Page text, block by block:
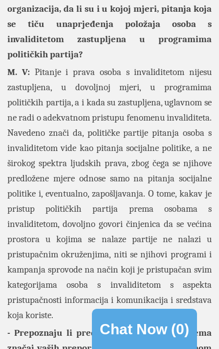
organizacija, da li su i u kojoj mjeri, pitanja koja
se tiču unaprjeđenja položaja osoba s
invaliditetom zastupljena u programima
političkih partija?
M. V: Pitanje i prava osoba s invaliditetom nijesu
zastupljena, u dovoljnoj mjeri, u programima
političkih partija, a i kada su zastupljena, uglavnom se
ne radi o adekvatnom pristupu fenomenu invaliditeta.
Navedeno znači da, političke partije pitanja osoba s
invaliditetom vide kao pitanja socijalne politike, a ne
širokog spektra ljudskih prava, zbog čega se njihove
predložene mjere odnose samo na pitanja socijalne
politike i, eventualno, zapošljavanja. O tome, kakav je
pristup političkih partija prema osobama s
invaliditetom, dovoljno govori činjenica da se većina
prostora u kojima se nalaze partije ne nalazi u
pristupačnim okruženjima, niti se njihovi programi i
kampanja sprovode na način koji je pristupačan svim
kategorijama osoba s invaliditetom s aspekta
pristupačnosti informacija i komunikacija i sredstava
koja koriste.
- Prepoznaju li predstavnici institucija sistema
Chat Now (0)